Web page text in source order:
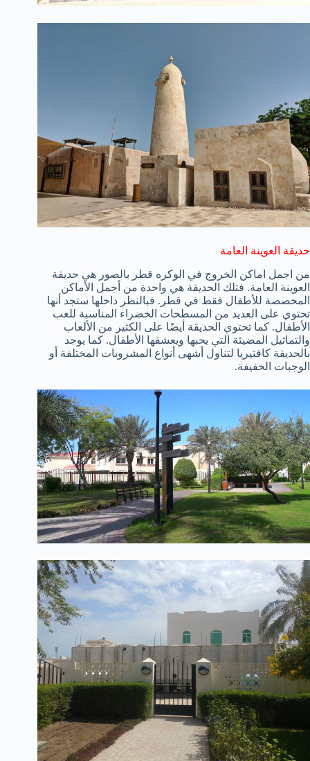
حديقة العوينة العامة
من اجمل اماكن الخروج في الوكره قطر بالصور هي حديقة
العوينة العامة. فتلك الحديقة هي واحدة من أجمل الأماكن
المخصصة للأطفال فقط في قطر. فبالنظر داخلها ستجد أنها
تحتوي على العديد من المسطحات الخضراء المناسبة للعب
الأطفال. كما تحتوي الحديقة أيضًا على الكثير من الألعاب
والتماثيل المضيئة التي يحبها ويعشقها الأطفال. كما يوجد
بالحديقة كافتيريا لتناول أشهى أنواع المشروبات المختلفة أو
الوجبات الخفيفة.